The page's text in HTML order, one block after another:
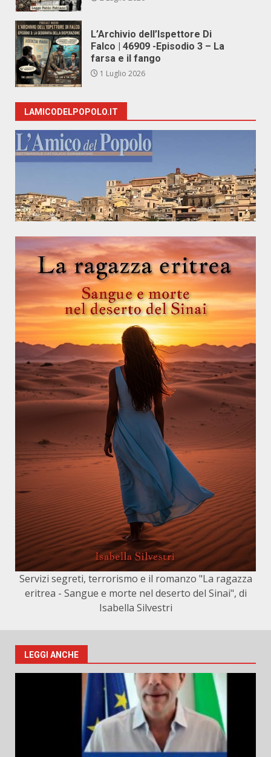
L’Archivio dell’Ispettore Di
Falco | 46909 -Episodio 3 – La
farsa e il fango
1 Luglio 2026
LAMICODELPOPOLO.IT
Servizi segreti, terrorismo e il romanzo "La ragazza
eritrea - Sangue e morte nel deserto del Sinai", di
Isabella Silvestri
LEGGI ANCHE